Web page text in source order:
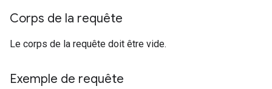
Corps de la requête
Le corps de la requête doit être vide.
Exemple de requête